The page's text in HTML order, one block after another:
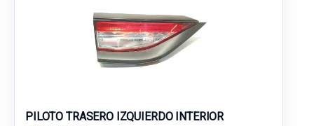
PILOTO TRASERO IZQUIERDO INTERIOR